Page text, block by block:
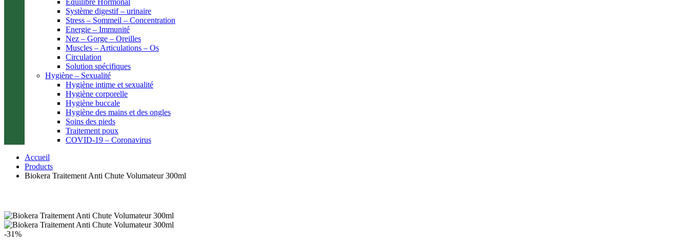
Equilibre Hormonal
Système digestif – urinaire
Stress – Sommeil – Concentration
Energie – Immunité
Nez – Gorge – Oreilles
Muscles – Articulations – Os
Circulation
Solution spécifiques
Hygiène – Sexualité
Hygiène intime et sexualité
Hygiène corporelle
Hygiène buccale
Hygiène des mains et des ongles
Soins des pieds
Traitement poux
COVID-19 – Coronavirus
Accueil
Products
Biokera Traitement Anti Chute Volumateur 300ml
-31%